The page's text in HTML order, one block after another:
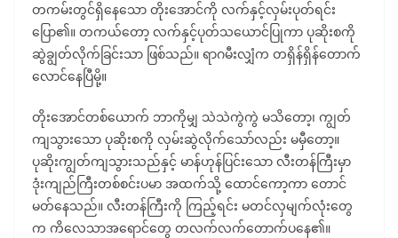
တကမ်းတွင်ရှိနေသော တိုးအောင်ကို လက်နှင့်လှမ်းပုတ်ရင်း
ပြော၏။ တကယ်တော့ လက်နှင့်ပုတ်သယောင်ပြုကာ ပုဆိုးစကို
ဆွဲချွတ်လိုက်ခြင်းသာ ဖြစ်သည်။ ရာဂမီးလျှံက တရှိန်ရှိန်တောက်
လောင်နေပြီမို့။
တိုးအောင်တစ်ယောက် ဘာကိုမျှ သဲသဲကွဲကွဲ မသိတော့၊ ကျွတ်
ကျသွားသော ပုဆိုးစကို လှမ်းဆွဲလိုက်သော်လည်း မမှီတော့။
ပုဆိုးကျွတ်ကျသွားသည်နှင့် မာန်ဟုန်ပြင်းသော လီးတန်ကြီးမှာ
ဒုံးကျည်ကြီးတစ်စင်းပမာ အထက်သို့ ထောင်ကော့ကာ တောင်
မတ်နေသည်။ လီးတန်ကြီးကို ကြည့်ရင်း မတင်လှမျက်လုံးတွေ
က ကိလေသာအရောင်တွေ တလက်လက်တောက်ပနေ၏။